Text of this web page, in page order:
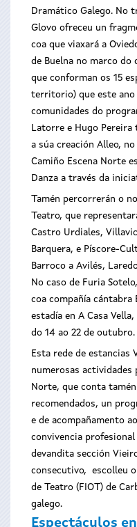
Dramático Galego. No
Glovo ofreceu un
coa que viaxará a
de Buelna no marco
que conforman os 15
territorio) que este
comunidades do
Latorre e Hugo Pereira
a súa creación Alleo,
Camiño Escena Norte
Danza a través da
Tamén percorrerán o
Teatro, que
Castro Urdiales,
Barquera, e Píscore-
Barroco a Avilés,
No caso de Furia
coa compañía cántabra
estadía en A Casa
do 14 ao 22 de outubro.
Esta rede de estancias
numerosas actividades
Norte, que conta
recomendados, un
e de acompañamento
convivencia profesional
devandita sección
consecutivo, escolleu
de Teatro (FIOT) de
galego.
Espectáculos